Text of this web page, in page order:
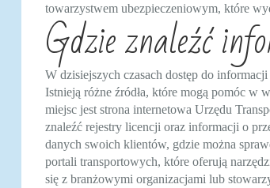
towarzystwem ubezpieczeniowym, które
Gdzie znaleźć
W dzisiejszych czasach dostęp do
Istnieją różne źródła, które mogą pomóc w
miejsc jest strona internetowa Urzędu
znaleźć rejestry licencji oraz informacji o
danych swoich klientów, gdzie można
portali transportowych, które oferują
się z branżowymi organizacjami lub